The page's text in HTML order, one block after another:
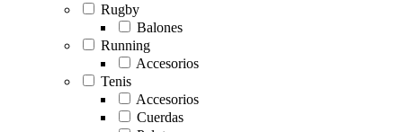
Rugby
Balones
Running
Accesorios
Tenis
Accesorios
Cuerdas